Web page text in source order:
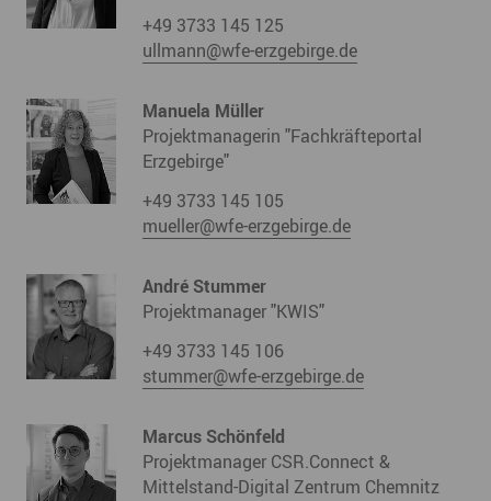
+49 3733 145 125
ullmann@wfe-erzgebirge.de
Manuela Müller
Projektmanagerin "Fachkräfteportal
Erzgebirge"
+49 3733 145 105
mueller@wfe-erzgebirge.de
André Stummer
Projektmanager "KWIS"
+49 3733 145 106
stummer@wfe-erzgebirge.de
Marcus Schönfeld
Projektmanager CSR.Connect &
Mittelstand-Digital Zentrum Chemnitz